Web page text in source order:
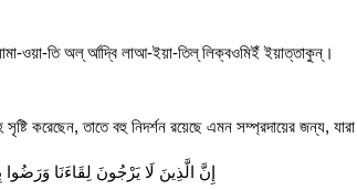
ওয়া-তি অল্ র্আদ্বি লাআ-ইয়া-তিল্ লিক্বওমিইঁ ইয়াত্তাকুন্।
করেছেন, তাতে বহু নিদর্শন রয়েছে এমন সম্প্রদায়ের জন্য,
إِنَّ الَّذِينَ لَا يَرْجُونَ لِقَاءَنَا وَرَضُوا